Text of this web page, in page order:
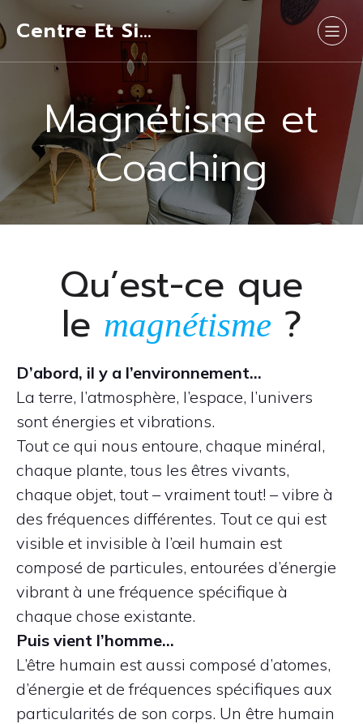
Centre Et Si…
Magnétisme et
Coaching
Qu’est-ce que
le magnétisme ?
D’abord, il y a l’environnement…
La terre, l’atmosphère, l’espace, l’univers
sont énergies et vibrations.
Tout ce qui nous entoure, chaque minéral,
chaque plante, tous les êtres vivants,
chaque objet, tout – vraiment tout! – vibre à
des fréquences différentes. Tout ce qui est
visible et invisible à l’œil humain est
composé de particules, entourées d’énergie
vibrant à une fréquence spécifique à
chaque chose existante.
Puis vient l’homme…
L’être humain est aussi composé d’atomes,
d’énergie et de fréquences spécifiques aux
particularités de son corps. Un être humain